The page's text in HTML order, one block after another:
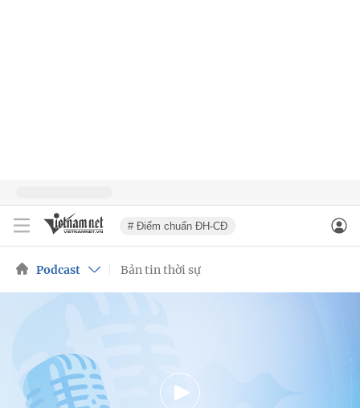
# Điểm chuẩn ĐH-CĐ
Podcast Bản tin thời sự